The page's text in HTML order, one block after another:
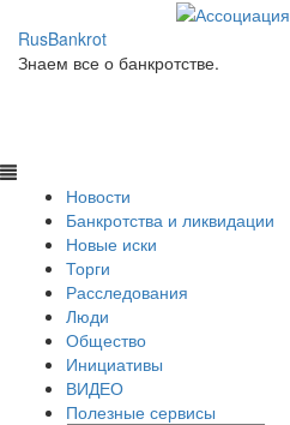
RusBankrot
Знаем все о банкротстве.
Новости
Банкротства и ликвидации
Новые иски
Торги
Расследования
Люди
Общество
Инициативы
ВИДЕО
Полезные сервисы